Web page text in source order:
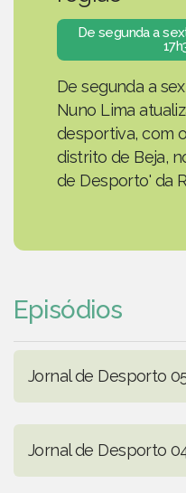
De segunda a
De segunda a
Nuno Lima
desportiva, com
distrito de Beja,
de Desporto' da
Episódios
Jornal de Desporto
Jornal de Desporto